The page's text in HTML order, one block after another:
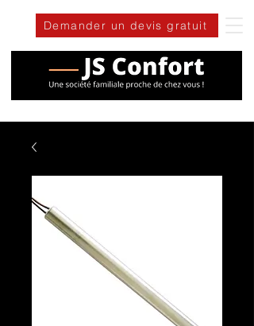
Demander un devis gratuit